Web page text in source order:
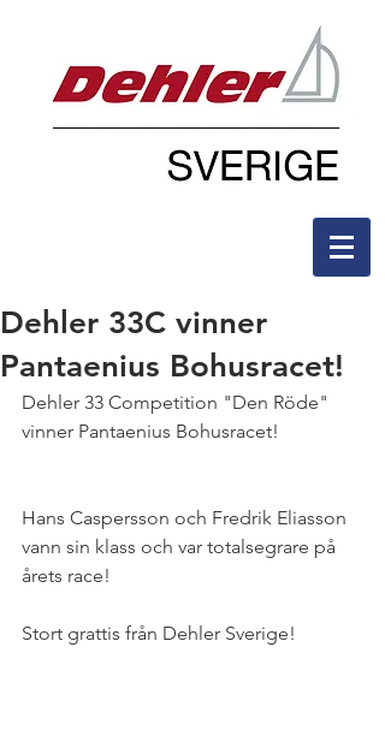
Dehler 33C vinner
Pantaenius Bohusracet!
Dehler 33 Competition "Den Röde"
vinner Pantaenius Bohusracet!
Hans Caspersson och Fredrik Eliasson
vann sin klass och var totalsegrare på
årets race!
Stort grattis från Dehler Sverige!